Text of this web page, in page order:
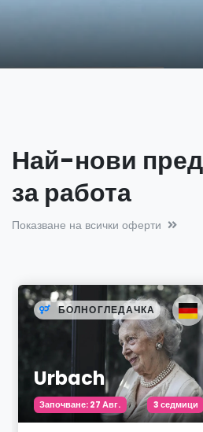
Най-нови
за работа
Показване на всички оферти
Urbach
Започване: 27 Авг. 3 седмици
БОЛНОГЛЕДАЧКА